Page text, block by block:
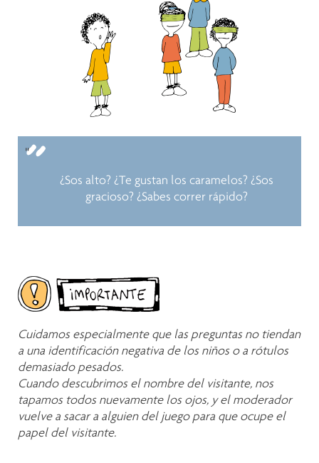
¿Sos alto? ¿Te gustan los caramelos? ¿Sos
gracioso? ¿Sabes correr rápido?
Cuidamos especialmente que las preguntas no tiendan
a una identificación negativa de los niños o a rótulos
demasiado pesados.
Cuando descubrimos el nombre del visitante, nos
tapamos todos nuevamente los ojos, y el moderador
vuelve a sacar a alguien del juego para que ocupe el
papel del visitante.